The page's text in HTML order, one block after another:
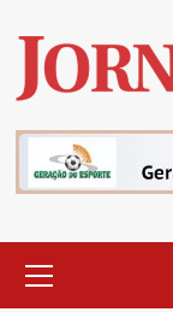
content
Menu